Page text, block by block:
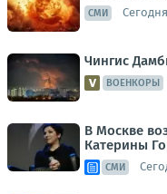
СМИ
Чингис
ВОЕНКОРЫ
В Москве
Катерины
СМИ